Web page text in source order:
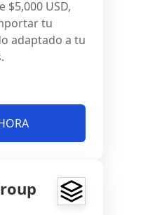
$5,000 USD,
tu
adaptado a tu